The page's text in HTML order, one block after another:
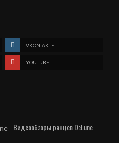
VKONTAKTE
YOUTUBE
Видеообзоры ранцев DeLune